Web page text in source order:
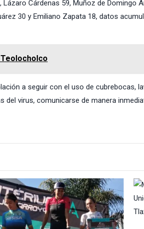
Cárdenas 59, Muñoz de Domingo
30 y Emiliano Zapata 18, datos
a seguir con el uso de cubrebocas,
virus, comunicarse de manera